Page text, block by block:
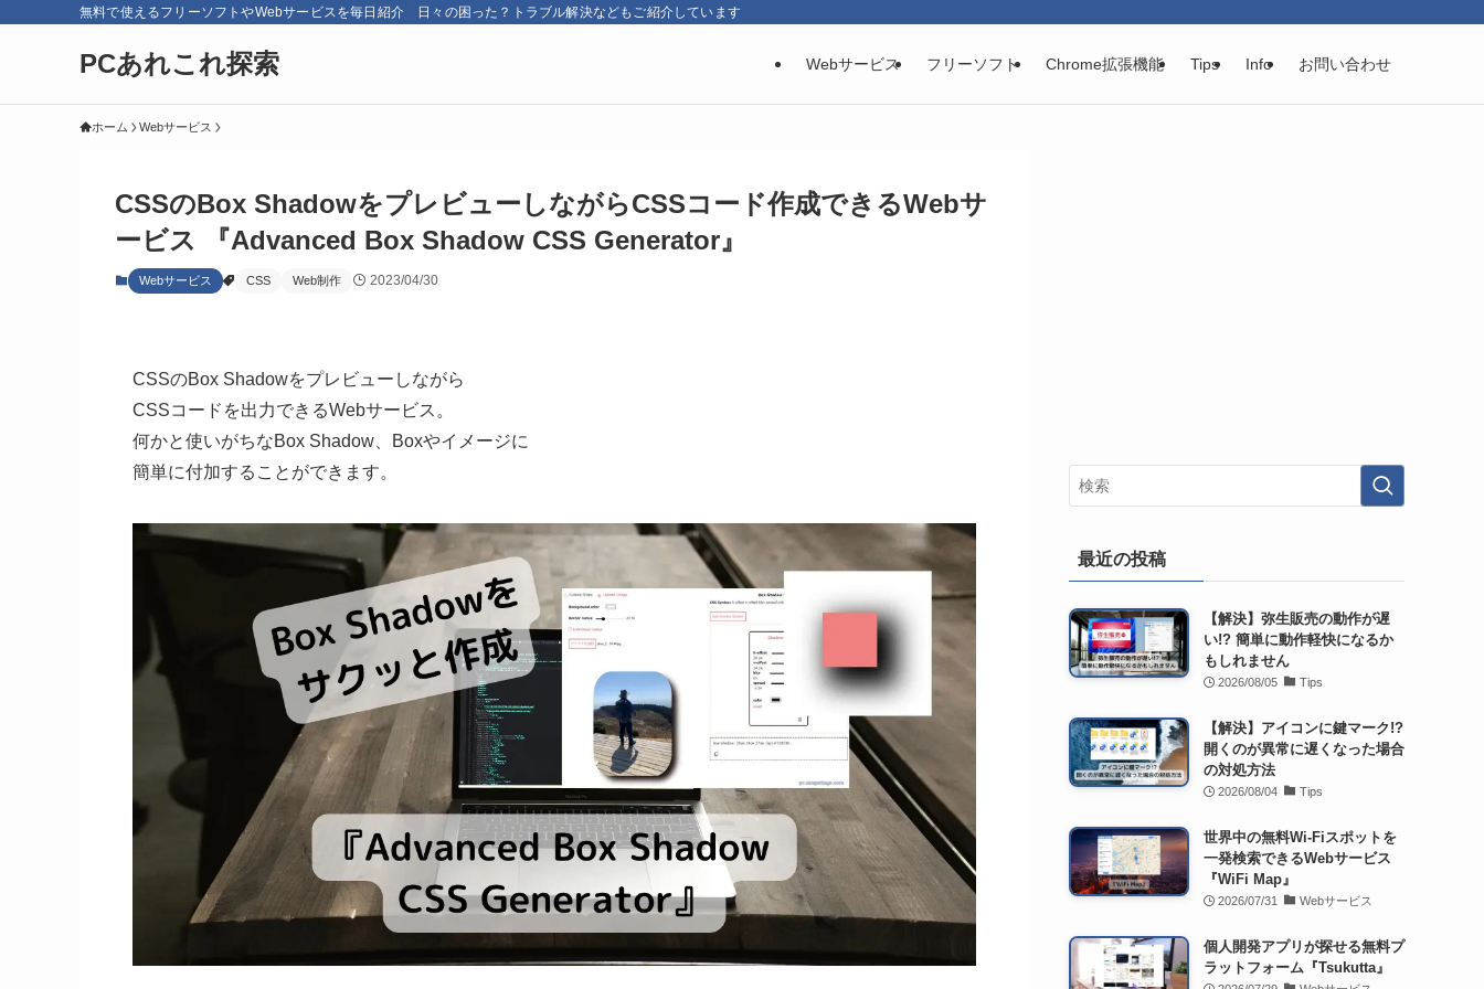
無料で使えるフリーソフトやWebサービスを毎日紹介 日々の困った？トラブル解決などもご紹介しています
PCあれこれ探索 Webサービス フリーソフト Chrome拡張機能 Tips Info お問い合わせ
ホーム Webサービス
CSSのBox ShadowをプレビューしながらCSSコード作成できるWebサ
ービス 『Advanced Box Shadow CSS Generator』
Webサービス CSS Web制作 2023/04/30
CSSのBox Shadowをプレビューしながら
CSSコードを出力できるWebサービス。
何かと使いがちなBox Shadow、Boxやイメージに
簡単に付加することができます。
最近の投稿
【解決】弥生販売の動作が遅
い!? 簡単に動作軽快になるか
もしれません
2026/08/05 Tips
【解決】アイコンに鍵マーク!?
開くのが異常に遅くなった場合
の対処方法
2026/08/04 Tips
世界中の無料Wi-Fiスポットを
一発検索できるWebサービス
『WiFi Map』
2026/07/31 Webサービス
個人開発アプリが探せる無料プ
ラットフォーム『Tsukutta』